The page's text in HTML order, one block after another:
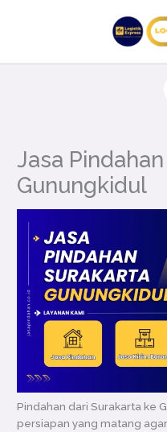
Jasa
Gunungkidul
Pindahan dari Surakarta ke
persiapan yang matang